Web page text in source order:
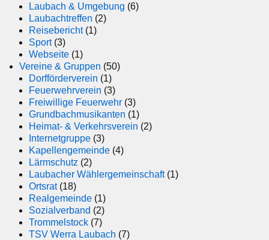
Laubach & Umgebung (6)
Laubachtreffen (2)
Reisebericht(1)
Sport(3)
Webseite (1)
Vereine & Gruppen (50)
Dorfförderverein (1)
Feuerwehrverein (3)
Freiwillige Feuerwehr (3)
Grundbachmusikanten (1)
Heimat- & Verkehrsverein (2)
Internetgruppe (3)
Kapellengemeinde (4)
Lärmschutz (2)
Laubacher Wählergemeinschaft(1)
Ortsrat(18)
Realgemeinde (1)
Sozialverband (2)
Trommelstock (7)
TSV Werra Laubach (7)